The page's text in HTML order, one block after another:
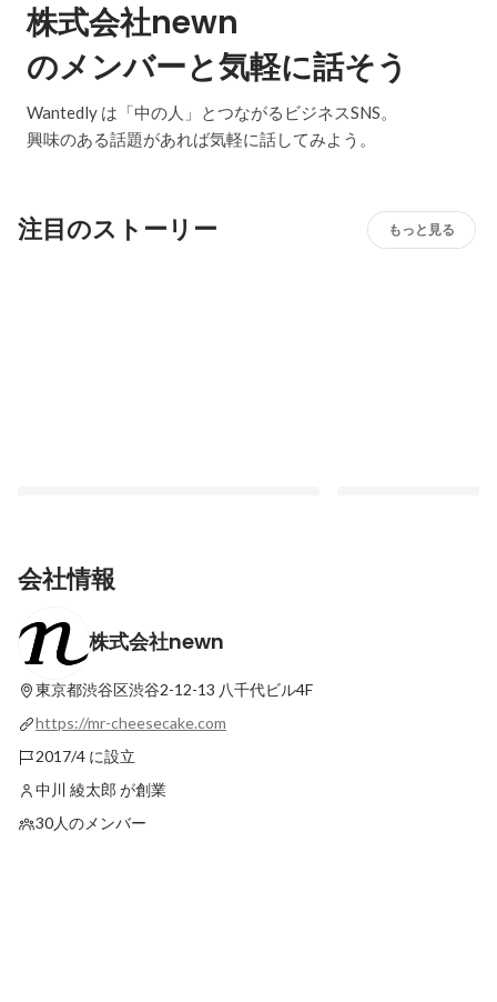
株式会社newn
のメンバーと気軽に話そう
Wantedly は「中の人」とつながるビジネスSNS。
興味のある話題があれば気軽に話してみよう。
注目のストーリー もっと見る
代表 田中絢子に聞く、COHINAのこれから
と、求める仲間像
最新順で表示
会社情報
株式会社newn
東京都渋谷区渋谷2-12-13 八千代ビル4F
https://mr-cheesecake.com
2017/4 に設立
中川 綾太郎 が創業
30人のメンバー